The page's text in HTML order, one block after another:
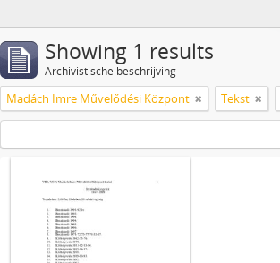
Showing 1 results
Archivistische beschrijving
Madách Imre Művelődési Központ Tekst